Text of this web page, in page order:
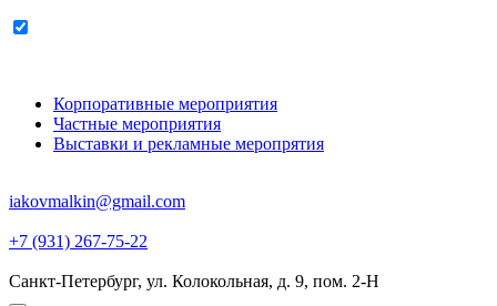
Корпоративные мероприятия
Частные мероприятия
Выставки и рекламные меропрятия
iakovmalkin@gmail.com
+7 (931) 267-75-22
Санкт-Петербург, ул. Колокольная, д. 9, пом. 2-Н